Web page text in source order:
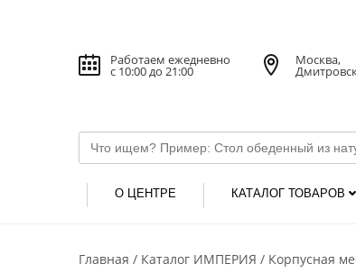
Работаем ежедневно
с 10:00 до 21:00
Москва,
О ЦЕНТРЕ КАТАЛОГ ТОВАРОВ
Главная Каталог ИМПЕРИЯ Корпусная